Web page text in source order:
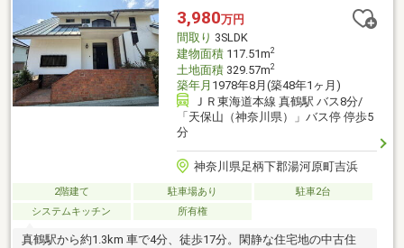
る煌めく海、相模湾を一望します。2階のバルコニーでのんびりと
寛ぐのもとても気持ち良さそう。駐車場2台分。
3,980万円
間取り 3SLDK
建物面積117.51m2
土地面積329.57m2
築年月 1978年8月(築48年1ヶ月)
ＪＲ東海道本線 真鶴駅 バス8分/
「天保山（神奈川県）」バス停 停歩5
分
神奈川県足柄下郡湯河原町吉浜
2階建て 駐車場あり
駐車2台
システムキッチン
所有権
真鶴駅から約1.3km 車で4分、徒歩17分。閑静な住宅地の中古住